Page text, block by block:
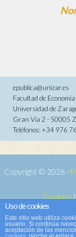
epublica@unizar.es
Facultad de
Universidad de
Gran Vía 2 - 50005
Teléfonos: +34 976
Copyright © 2026 ·
Cookies |
Copyright © 2026 ·
Uso de cookies
Este sitio web utiliza
usuario. Si continúa
aceptación de las